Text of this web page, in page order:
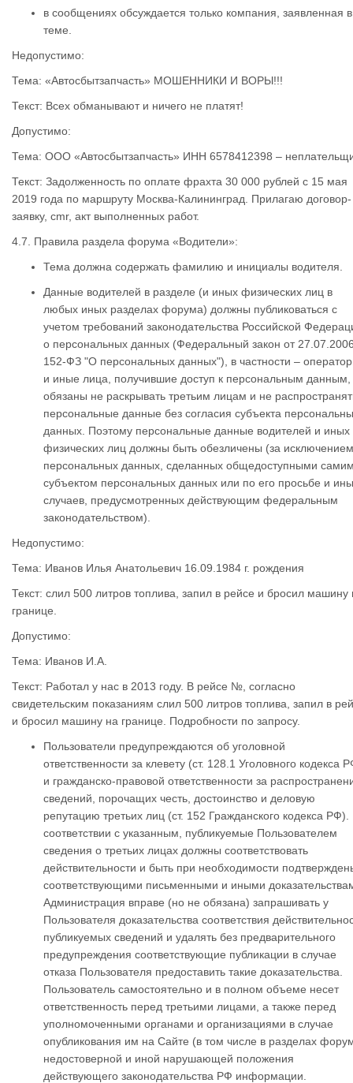
в сообщениях обсуждается только компания, заявленная в
теме.
Недопустимо:
Тема: «Автосбытзапчасть» МОШЕННИКИ И ВОРЫ!!!
Текст: Всех обманывают и ничего не платят!
Допустимо:
Тема: ООО «Автосбытзапчасть» ИНН 6578412398 –
Текст: Задолженность по оплате фрахта 30 000 рублей с 15 мая
2019 года по маршруту Москва-Калининград. Прилагаю договор-
заявку, cmr, акт выполненных работ.
4.7. Правила раздела форума «Водители»:
Тема должна содержать фамилию и инициалы водителя.
Данные водителей в разделе (и иных физических лиц в
любых иных разделах форума) должны публиковаться с
учетом требований законодательства Российской
о персональных данных (Федеральный закон от
152-ФЗ "О персональных данных"), в частности –
и иные лица, получившие доступ к персональным данным,
обязаны не раскрывать третьим лицам и не
персональные данные без согласия субъекта
данных. Поэтому персональные данные водителей и иных
физических лиц должны быть обезличены (за исключением
персональных данных, сделанных общедоступными
субъектом персональных данных или по его просьбе и
случаев, предусмотренных действующим федеральным
законодательством).
Недопустимо:
Тема: Иванов Илья Анатольевич 16.09.1984 г. рождения
Текст: слил 500 литров топлива, запил в рейсе и бросил машину
границе.
Допустимо:
Тема: Иванов И.А.
Текст: Работал у нас в 2013 году. В рейсе №, согласно
свидетельским показаниям слил 500 литров топлива, запил в
и бросил машину на границе. Подробности по запросу.
Пользователи предупреждаются об уголовной
ответственности за клевету (ст. 128.1 Уголовного кодекса
и гражданско-правовой ответственности за
сведений, порочащих честь, достоинство и деловую
репутацию третьих лиц (ст. 152 Гражданского кодекса РФ).
соответствии с указанным, публикуемые Пользователем
сведения о третьих лицах должны соответствовать
действительности и быть при необходимости
соответствующими письменными и иными
Администрация вправе (но не обязана) запрашивать у
Пользователя доказательства соответствия
публикуемых сведений и удалять без предварительного
предупреждения соответствующие публикации в случае
отказа Пользователя предоставить такие доказательства.
Пользователь самостоятельно и в полном объеме несет
ответственность перед третьими лицами, а также перед
уполномоченными органами и организациями в случае
опубликования им на Сайте (в том числе в разделах
недостоверной и иной нарушающей положения
действующего законодательства РФ информации.